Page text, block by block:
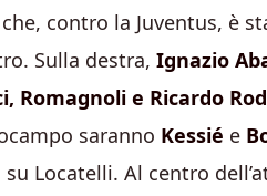
che, contro la Juventus, è
Sulla destra, Ignazio
Romagnoli e Ricardo
saranno Kessié e
Locatelli. Al centro